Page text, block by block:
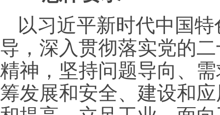
以习近平新时代中国
导，深入贯彻落实党的
精神，坚持问题导向、
筹发展和安全、建设和